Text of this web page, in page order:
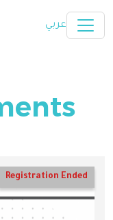
عربي
Registration Ended